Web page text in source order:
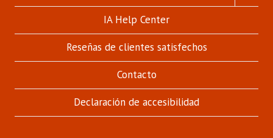
IA Help Center
Reseñas de clientes satisfechos
Contacto
Declaración de accesibilidad